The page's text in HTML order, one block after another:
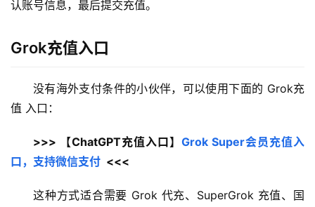
认账号信息，最后提交充值。
Grok充值入口
没有海外支付条件的小伙伴，可以使用下面的 Grok充
值 入口：
>>> 【ChatGPT充值入口】 Grok Super会员充值入
口，支持微信支付
  <<<
这种方式适合需要 Grok 代充、SuperGrok 充值、国